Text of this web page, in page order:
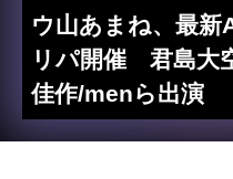
ウ山あまね、最新
リパ開催 君島大
佳作/menら出演